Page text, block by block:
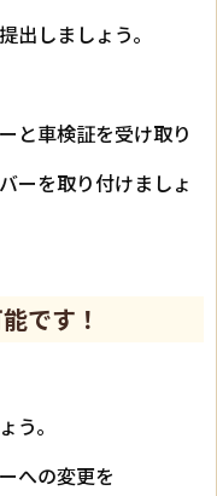
出しましょう。
と車検証を受け取り
ーを取り付けましょ
です！
う。
への変更を